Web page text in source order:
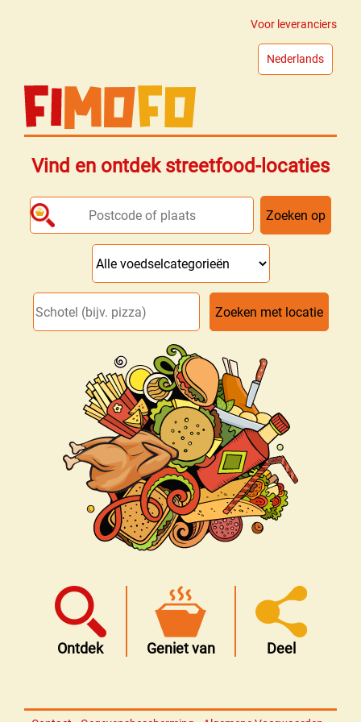
Voor leveranciers
Nederlands
Vind en ontdek streetfood-locaties
Zoeken met locatie
Ontdek Geniet van Deel